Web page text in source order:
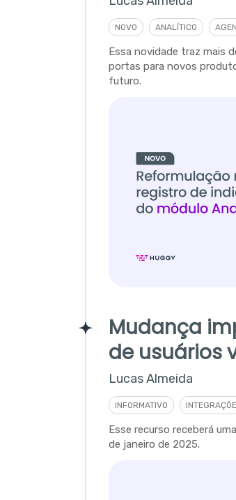
NOVO ANALÍTICO
Essa novidade traz mais
portas para novos
futuro.
Mudança
de usuários
Lucas Almeida
INFORMATIVO
Esse recurso receberá
de janeiro de 2025.